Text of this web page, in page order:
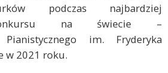
podczas najbardziej
na świecie –
Pianistycznego im. Fryderyka
w 2021 roku.